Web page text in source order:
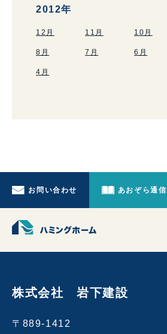
2012年
12月 11月 10月
8月 7月 6月
4月
お問い合わせ あおぞら通信
株式会社 岩下建設
〒889-1412